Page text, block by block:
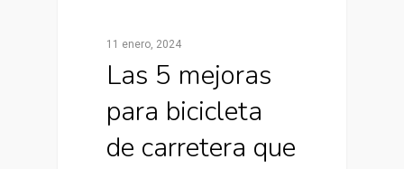
11 enero, 2024
Las 5 mejoras
para bicicleta
de carretera que